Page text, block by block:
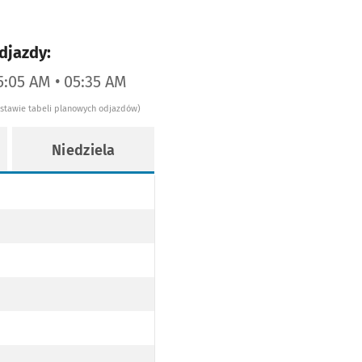
AM • 05:35 AM
tabeli planowych odjazdów)
Niedziela